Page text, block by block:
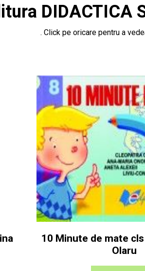
DIDACTICA
. Click pe oricare pentru a
10 Minute de mate
Olaru